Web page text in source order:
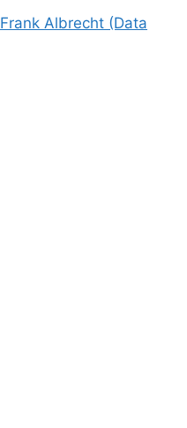
Frank Albrecht (Data